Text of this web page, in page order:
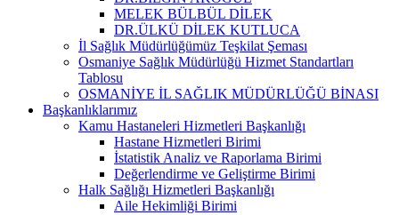
MELEK BÜLBÜL DİLEK
DR.ÜLKÜ DİLEK KUTLUCA
İl Sağlık Müdürlüğümüz Teşkilat Şeması
Osmaniye Sağlık Müdürlüğü Hizmet Standartları
Tablosu
OSMANİYE İL SAĞLIK MÜDÜRLÜĞÜ BİNASI
Başkanlıklarımız
Kamu Hastaneleri Hizmetleri Başkanlığı
Hastane Hizmetleri Birimi
İstatistik Analiz ve Raporlama Birimi
Değerlendirme ve Geliştirme Birimi
Halk Sağlığı Hizmetleri Başkanlığı
Aile Hekimliği Birimi